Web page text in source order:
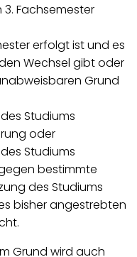
Fachsemester
erfolgt ist und es
Wechsel gibt oder
Grund
Studiums
oder
Studiums
bestimmte
des Studiums
bisher angestrebten
Grund wird auch